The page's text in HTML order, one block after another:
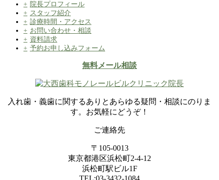
院長プロフィール
スタッフ紹介
診療時間・アクセス
お問い合わせ・相談
資料請求
予約お申し込みフォーム
無料メール相談
入れ歯・義歯に関するありとあらゆる疑問・相談にのりま
す。お気軽にどうぞ！
ご連絡先
〒105-0013
東京都港区浜松町2-4-12
浜松町駅ビル1F